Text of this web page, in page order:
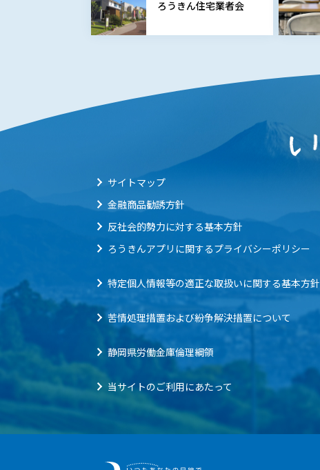
ろうきん住宅業者会
サイトマップ
金融商品勧誘方針
反社会的勢力に対する基本方針
ろうきんアプリに関するプライバシーポリシー
特定個人情報等の適正な取扱いに関する基本方針
苦情処理措置および紛争解決措置について
静岡県労働金庫倫理綱領
当サイトのご利用にあたって